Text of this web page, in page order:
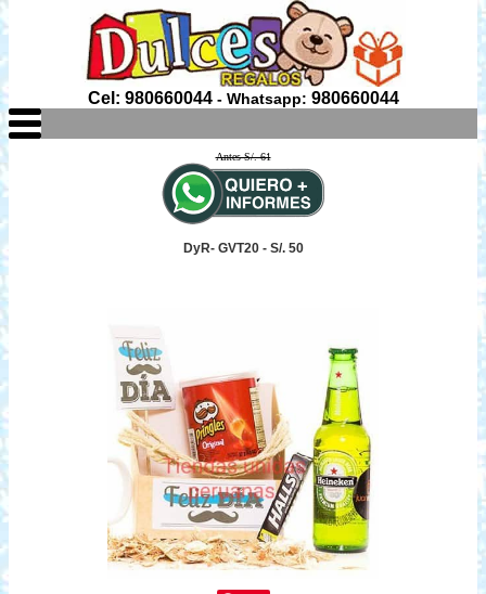
Cel: 980660044- Whatsapp: 980660044
Antes S/. 61
DyR- GVT20 - S/. 50